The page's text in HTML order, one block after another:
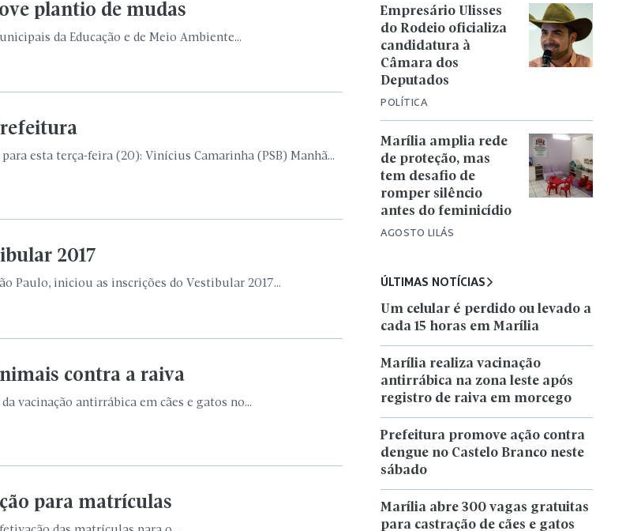
plantio de mudas
da Educação e de Meio Ambiente...
esta terça-feira (20): Vinícius Camarinha (PSB) Manhã...
2017
Paulo, iniciou as inscrições do Vestibular 2017...
contra a raiva
vacinação antirrábica em cães e gatos no...
para matrículas
POLÍTICA
Empresário Ulisses
do Rodeio oficializa
candidatura à
Câmara dos
Deputados
AGOSTO LILÁS
Marília amplia rede
de proteção, mas
tem desafio de
romper silêncio
antes do feminicídio
ÚLTIMAS NOTÍCIAS
Um celular é perdido ou levado a
cada 15 horas em Marília
Marília realiza vacinação
antirrábica na zona leste após
registro de raiva em morcego
Prefeitura promove ação contra
dengue no Castelo Branco neste
sábado
Marília abre 300 vagas gratuitas
para castração de cães e gatos